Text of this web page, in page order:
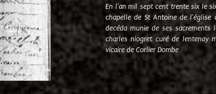
En l'an mil sept cent trente six le
chapelle de St Antoine de l'église
decéda munie de ses
charles niogret curé de lentenay
vicaire de Corlier Dombe